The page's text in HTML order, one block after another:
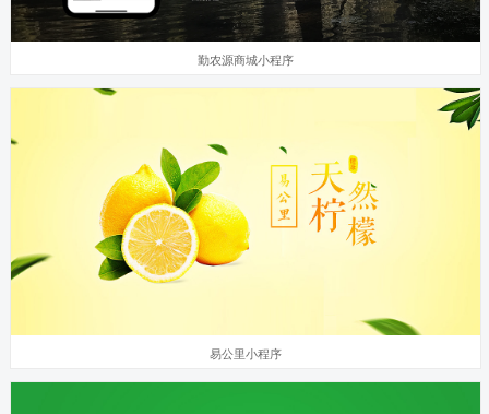
勤农源商城小程序
易公里小程序